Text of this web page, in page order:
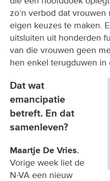
zo’n verbod dat
eigen keuzes te maken.
uitsluiten uit honderden
van die vrouwen geen
hen enkel terugduwen in
Dat wat
emancipatie
betreft. En dat
samenleven?
Maartje De Vries.
Vorige week liet de
N-VA een nieuw